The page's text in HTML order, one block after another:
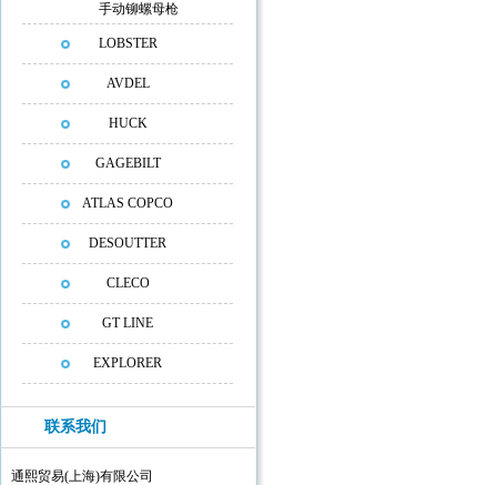
手动铆螺母枪
LOBSTER
AVDEL
HUCK
GAGEBILT
ATLAS COPCO
DESOUTTER
CLECO
GT LINE
EXPLORER
联系我们
通熙贸易(上海)有限公司